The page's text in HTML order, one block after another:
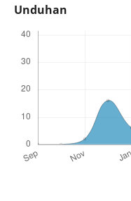
Unduhan